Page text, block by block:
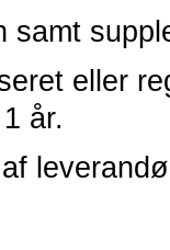
samt
eller
år.